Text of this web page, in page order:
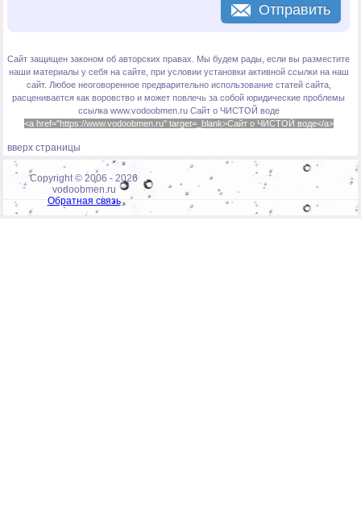
Отправить
Сайт защищен законом об авторских правах. Мы будем рады, если вы разместите
наши материалы у себя на сайте, при условии установки активной ссылки на наш
сайт. Любое неоговоренное предварительно использование статей сайта,
расценивается как воровство и может повлечь за собой юридические проблемы
ссылка www.vodoobmen.ru Сайт о ЧИСТОЙ воде
<a href="https://www.vodoobmen.ru" target=_blank>Сайт о ЧИСТОЙ воде</a>
вверх страницы
Copyright © 2006 - 2026
vodoobmen.ru
Обратная связь